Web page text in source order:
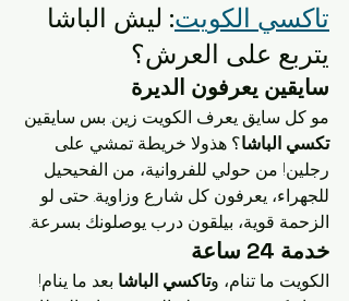
تاكسي الكويت: ليش الباشا
يتربع على العرش؟
سايقين يعرفون الديرة
مو كل سايق يعرف الكويت زين. بس سايقين
تكسي الباشا؟ هذولا خريطة تمشي على
رجلين! من حولي للفروانية، من الفحيحيل
للجهراء، يعرفون كل شارع وزاوية. حتى لو
الزحمة قوية، بيلقون درب يوصلونك بسرعة.
خدمة 24 ساعة
الكويت ما تنام، وتاكسي الباشا بعد ما ينام!